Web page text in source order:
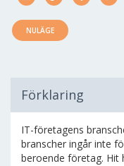
NULÄGE
Förklaring
IT-företagens
branscher ingår inte
beroende företag. Hit